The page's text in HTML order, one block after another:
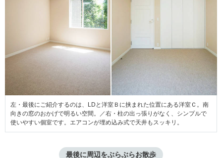
左・最後にご紹介するのは、LDと洋室Ｂに挟まれた位置にある洋室Ｃ。南
向きの窓のおかげで明るい空間。／右・柱の出っ張りがなく、シンプルで
使いやすい個室です。エアコンが埋め込み式で天井もスッキリ。
最後に周辺をぶらぶらお散歩